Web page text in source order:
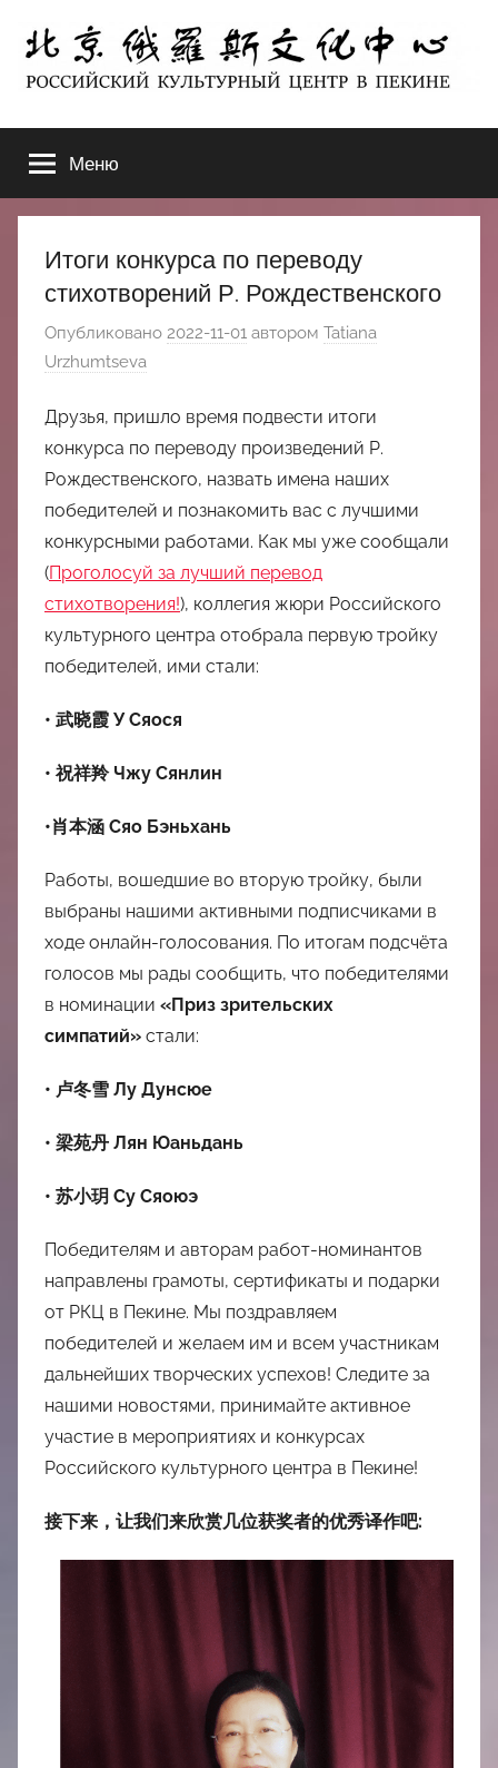
содержимому
北
京
俄
罗
斯
文
化
中
心
ЦЕНТР
В
ПЕКИНЕ
Меню
Итоги конкурса по переводу
стихотворений Р. Рождественского
Опубликовано 2022-11-01 автором Tatiana
Urzhumtseva
Друзья, пришло время подвести итоги
конкурса по переводу произведений Р.
Рождественского, назвать имена наших
победителей и познакомить вас с лучшими
конкурсными работами. Как мы уже сообщали
(Проголосуй за лучший перевод
стихотворения!), коллегия жюри Российского
культурного центра отобрала первую тройку
победителей, ими стали:
• 武晓霞 У Сяося
• 祝祥羚 Чжу Сянлин
•肖本涵 Сяо Бэньхань
Работы, вошедшие во вторую тройку, были
выбраны нашими активными подписчиками в
ходе онлайн-голосования. По итогам подсчёта
голосов мы рады сообщить, что победителями
в номинации «Приз зрительских
симпатий» стали:
• 卢冬雪 Лу Дунсюе
• 梁苑丹 Лян Юаньдань
• 苏小玥 Су Сяоюэ
Победителям и авторам работ-номинантов
направлены грамоты, сертификаты и подарки
от РКЦ в Пекине. Мы поздравляем
победителей и желаем им и всем участникам
дальнейших творческих успехов! Следите за
нашими новостями, принимайте активное
участие в мероприятиях и конкурсах
Российского культурного центра в Пекине!
接下来，让我们来欣赏几位获奖者的优秀译作吧: